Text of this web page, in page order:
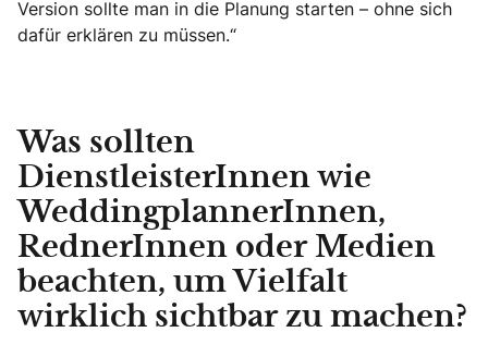
Version sollte man in die Planung starten – ohne sich
dafür erklären zu müssen.“
Was sollten
DienstleisterInnen wie
WeddingplannerInnen,
RednerInnen oder Medien
beachten, um Vielfalt
wirklich sichtbar zu machen?